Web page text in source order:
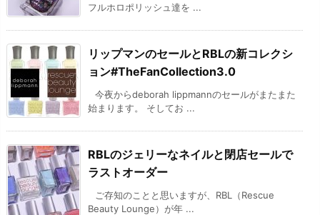
フルホロポリッシュ達を ...
リップマンのセールとRBLの新コレクシ
ョン#TheFanCollection3.0
今夜からdeborah lippmannのセールがまたまた
始まります。 そしてお ...
RBLのジェリーなネイルと閉店セールで
ラストオーダー
ご存知のことと思いますが、RBL（Rescue
Beauty Lounge）が年 ...